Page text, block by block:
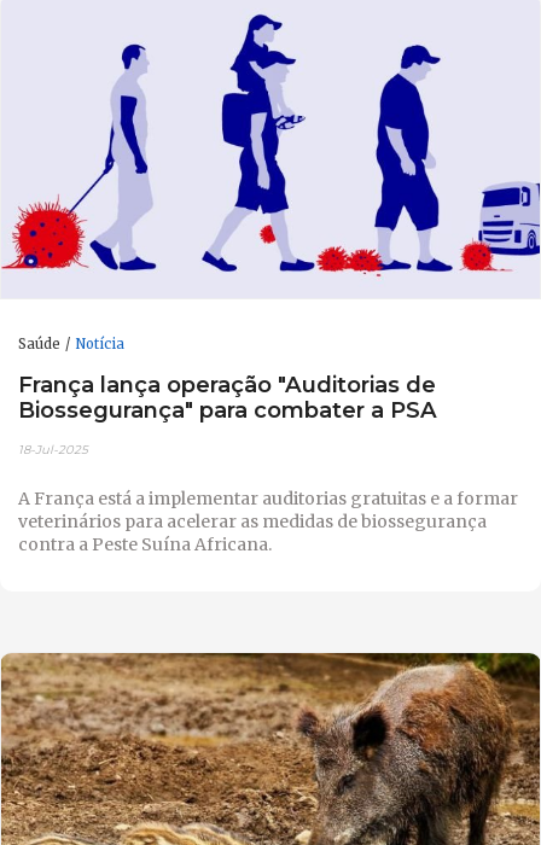
Saúde Notícia
França lança operação "Auditorias de
Biossegurança" para combater a PSA
18-Jul-2025
A França está a implementar auditorias gratuitas e a formar
veterinários para acelerar as medidas de biossegurança
contra a Peste Suína Africana.